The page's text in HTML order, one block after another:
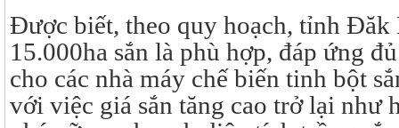
Được biết, theo quy hoạch, tỉnh
15.000ha sắn là phù hợp, đáp ứng
cho các nhà máy chế biến tinh bột
với việc giá sắn tăng cao trở lại như